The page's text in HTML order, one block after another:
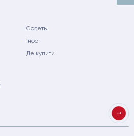
Советы
Інфо
Де купити